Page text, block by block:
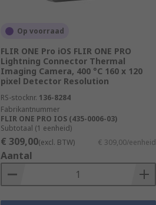
Op voorraad
FLIR ONE Pro iOS FLIR ONE PRO
Lightning Connector Thermal
Imaging Camera, 400 °C 160 x 120
pixel Detector Resolution
RS-stocknr. 136-8284
Fabrikantnummer
FLIR ONE PRO IOS (435-0006-03)
Subtotaal (1 eenheid)
€ 309,00(excl. BTW) € 309,00/eenheid
Aantal